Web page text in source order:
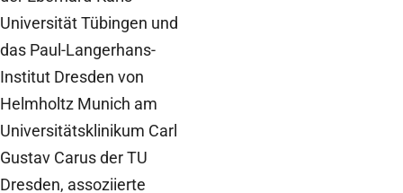
Universität Tübingen und
das Paul-Langerhans-
Institut Dresden von
Helmholtz Munich am
Universitätsklinikum Carl
Gustav Carus der TU
Dresden, assoziierte